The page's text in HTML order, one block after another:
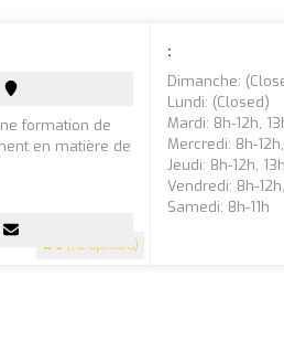
5 (112 Opinions)
formation de
en matière de
:
Dimanche:
Lundi: (closed)
Mardi: 8h-12h,
Mercredi: 8h-
Jeudi: 8h-12h,
Vendredi: 8h-
Samedi: 8h-11h